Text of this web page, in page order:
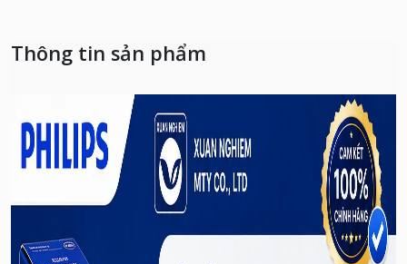
Thông tin sản phẩm